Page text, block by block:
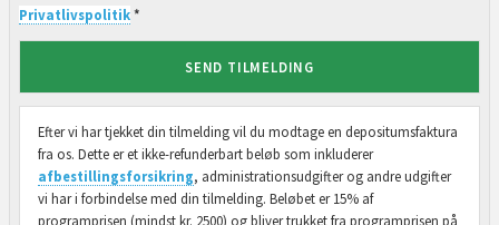
Privatlivspolitik*
SEND TILMELDING
Efter vi har tjekket din tilmelding vil du modtage en depositumsfaktura
fra os. Dette er et ikke-refunderbart beløb som inkluderer
afbestillingsforsikring, administrationsudgifter og andre udgifter
vi har i forbindelse med din tilmelding. Beløbet er 15% af
programprisen (mindst kr. 2500) og bliver trukket fra programprisen på